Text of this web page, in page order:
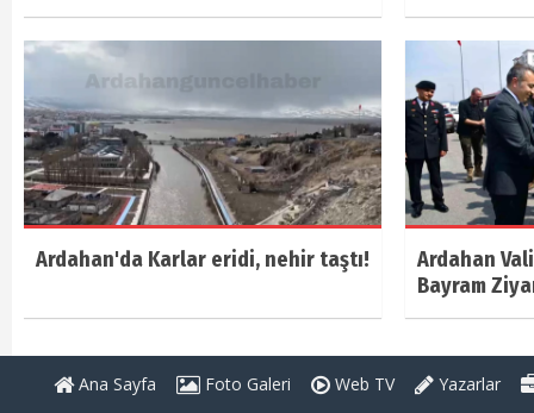
Ardahan'da Karlar eridi, nehir taştı!
Ardahan
Bayram
Ana Sayfa Foto Galeri Web TV Yazarlar